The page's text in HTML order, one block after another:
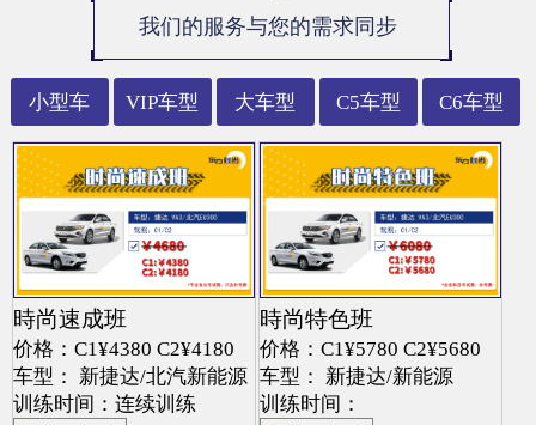
我们的服务与您的需求同步
小型车 VIP车型 大车型 C5车型 C6车型
時尚速成班
价格：C1¥4380 C2¥4180
车型： 新捷达/北汽新能源
训练时间：连续训练
時尚特色班
价格：C1¥5780 C2¥5680
车型： 新捷达/新能源
训练时间：